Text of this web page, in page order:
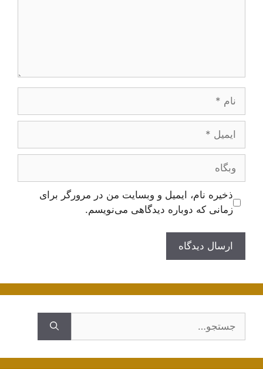
ایمیل
وبگاه
ذخیره نام، ایمیل و وبسایت من در مرورگر برای
زمانی که دوباره دیدگاهی می‌نویسم.